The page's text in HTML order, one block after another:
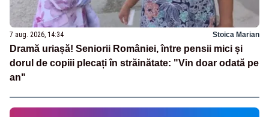
7 aug. 2026, 14:34 Stoica Marian
Dramă uriașă! Seniorii României, între pensii mici și
dorul de copiii plecați în străinătate: "Vin doar odată pe
an"